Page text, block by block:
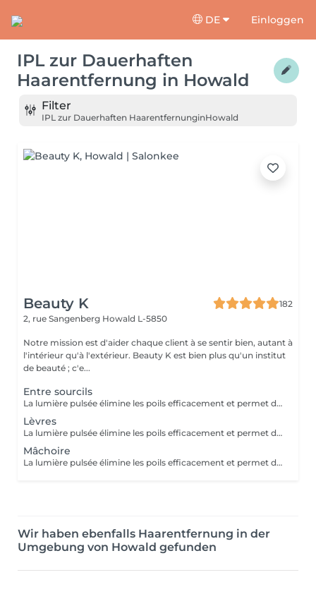
DE Einloggen
IPL zur Dauerhaften
Haarentfernung in Howald
Filter
IPL zur Dauerhaften HaarentfernunginHowald
Beauty K
182
2, rue Sangenberg Howald L-5850
Notre mission est d'aider chaque client à se sentir bien, autant à
l'intérieur qu'à l'extérieur. Beauty K est bien plus qu'un institut
de beauté ; c'e...
Entre sourcils
La lumière pulsée élimine les poils efficacement et permet de soigner les boutons de poils incarnés. ATTENTION - Ne pas mettre de crème et/ou de parfum sur la zone à épiler - Ne pas être sous traitement médicamenteux photo sensibilisant au moment de l'épilation
Lèvres
La lumière pulsée élimine les poils efficacement et permet de soigner les boutons de poils incarnés. ATTENTION - Ne pas mettre de crème et/ou de parfum sur la zone à épiler - Ne pas être sous traitement médicamenteux photo sensibilisant au moment de l'épilation
Mâchoire
La lumière pulsée élimine les poils efficacement et permet de soigner les boutons de poils incarnés. ATTENTION - Ne pas mettre de crème et/ou de parfum sur la zone à épiler - Ne pas être sous traitement médicamenteux photo sensibilisant au moment de l'épilation
Wir haben ebenfalls Haarentfernung in der
Umgebung von Howald gefunden